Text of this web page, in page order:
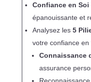
Confiance en Soi
épanouissante et
Analysez les 5
votre confiance en
Connaissance
assurance